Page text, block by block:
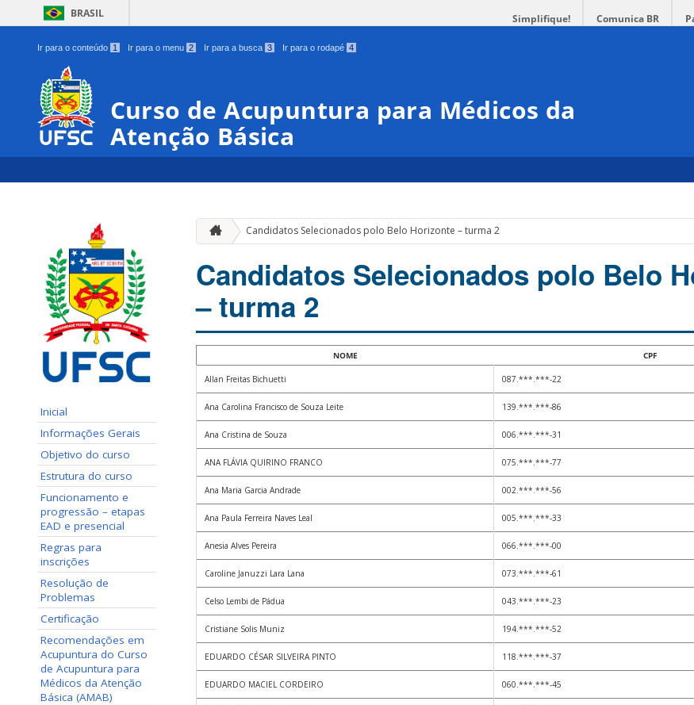
BRASIL Simplifique! Comunica BR
Ir para o conteúdo 1 Ir para o menu 2 Ir para a busca 3 Ir para o rodapé 4
Curso de Acupuntura para Médicos da
Atenção Básica
Inicial
Informações Gerais
Objetivo do curso
Estrutura do curso
Funcionamento e
progressão – etapas
EAD e presencial
Regras para
inscrições
Resolução de
Problemas
Certificação
Recomendações em
Acupuntura do Curso
de Acupuntura para
Médicos da Atenção
Básica (AMAB)
Candidatos Selecionados polo Belo Horizonte – turma 2
Candidatos Selecionados polo Belo
– turma 2
NOME CPF
Allan Freitas Bichuetti 087.***.***-22
Ana Carolina Francisco de Souza Leite 139.***.***-86
Ana Cristina de Souza 006.***.***-31
ANA FLÁVIA QUIRINO FRANCO 075.***.***-77
Ana Maria Garcia Andrade 002.***.***-56
Ana Paula Ferreira Naves Leal 005.***.***-33
Anesia Alves Pereira 066.***.***-00
Caroline Januzzi Lara Lana 073.***.***-61
Celso Lembi de Pádua 043.***.***-23
Cristiane Solis Muniz 194.***.***-52
EDUARDO CÉSAR SILVEIRA PINTO 118.***.***-37
EDUARDO MACIEL CORDEIRO 060.***.***-45